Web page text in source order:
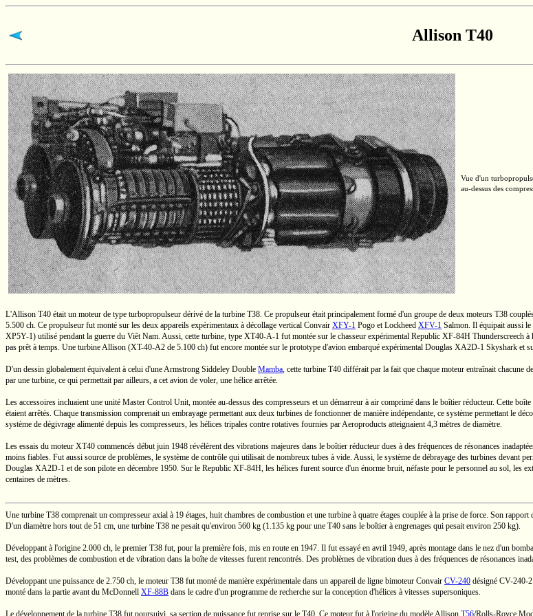
Allison T40
Vue d'un
au-dessus des
L'Allison T40 était un moteur de type turbopropulseur dérivé de la turbine T38. Ce propulseur était principalement formé d'un groupe de deux moteurs T38
5.500 ch. Ce propulseur fut monté sur les deux appareils expérimentaux à décollage vertical Convair XFY-1 Pogo et Lockheed XFV-1 Salmon. Il équipait aussi
XP5Y-1) utilisé pendant la guerre du Viêt Nam. Aussi, cette turbine, type XT40-A-1 fut montée sur le chasseur expérimental Republic XF-84H Thunderscreech à
pas prêt à temps. Une turbine Allison (XT-40-A2 de 5.100 ch) fut encore montée sur le prototype d'avion embarqué expérimental Douglas XA2D-1 Skyshark et
D'un dessin globalement équivalent à celui d'uneArmstrong Siddeley Double Mamba, cette turbine T40 différait par la fait que chaque moteur entraînait chacune
par une turbine, ce qui permettait par ailleurs, a cet avion de voler, une hélice arrêtée.
Les accessoires incluaient une unité Master Control Unit, montée au-dessus des compresseurs et un démarreur à air comprimé dans le boîtier réducteur. Cette
étaient arrêtés. Chaque transmission comprenait un embrayage permettant aux deux turbines de fonctionner de manière indépendante, ce système permettant le
système de dégivrage alimenté depuis les compresseurs, les hélices tripales contre rotatives fournies par Aeroproducts atteignaient4,3 mètres de diamètre.
Les essais du moteur XT40 commencés début juin 1948 révélèrent des vibrations majeures dans le boîtier réducteur dues à des fréquences de résonances
moins fiables. Fut aussi source de problèmes, le système de contrôle qui utilisait de nombreux tubes à vide. Aussi, le système de débrayage des turbines devant
Douglas XA2D-1 et de son pilote en décembre 1950. Sur le Republic XF-84H, les hélices furent source d'un énorme bruit, néfaste pour le personnel au sol, les
centaines de mètres.
Une turbine T38 comprenait un compresseur axial à 19 étages, huit chambres de combustion et une turbine à quatre étages couplée à la prise de force. Son rapport
D'un diamètre hors tout de 51 cm, une turbine T38 ne pesait qu'environ 560 kg (1.135 kg pour une T40 sans le boîtier à engrenages qui pesait environ 250 kg).
Développant à l'origine 2.000 ch, le premier T38 fut, pour la première fois, mis en route en 1947. Il fut essayé en avril 1949, après montage dans le nez d'un
test, des problèmes de combustion et de vibration dans la boîte de vitesses furent rencontrés. Des problèmes de vibration dues à des fréquences de résonances
Développant une puissance de 2.750 ch, le moteur T38 fut monté de manière expérimentale dans un appareil de ligne bimoteur Convair CV-240 désigné CV-240-
monté dans la partie avant du McDonnell XF-88B dans le cadre d'un programme de recherche sur la conception d'hélices à vitesses supersoniques.
Le développement de la turbine T38 fut poursuivi, sa section de puissance fut reprise sur le T40. Ce moteur fut à l'origine du modèle Allison T56/Rolls-Royce